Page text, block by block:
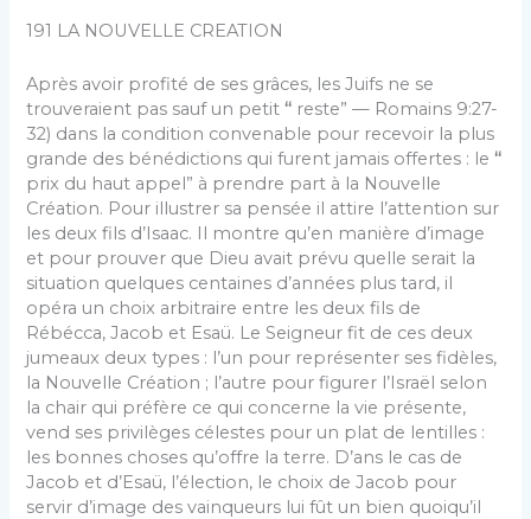
191 LA NOUVELLE CREATION
Après avoir profité de ses grâces, les Juifs ne se
trouveraient pas sauf un petit“ reste” — Romains 9:27-
32) dans la condition convenable pour recevoir la plus
grande des bénédictions qui furent jamais offertes : le“
prix du haut appel” à prendre part à la Nouvelle
Création. Pour illustrer sa pensée il attire l’attention sur
les deux fils d’Isaac. Il montre qu’en manière d’image
et pour prouver que Dieu avait prévu quelle serait la
situation quelques centaines d’années plus tard, il
opéra un choix arbitraire entre les deux fils de
Rébécca, Jacob et Esaü. Le Seigneur fit de ces deux
jumeaux deux types : l’un pour représenter ses fidèles,
la Nouvelle Création ; l’autre pour figurer l’Israël selon
la chair qui préfère ce qui concerne la vie présente,
vend ses privilèges célestes pour un plat de lentilles :
les bonnes choses qu’offre la terre. D’ans le cas de
Jacob et d’Esaü, l’élection, le choix de Jacob pour
servir d’image des vainqueurs lui fût un bien quoiqu’il